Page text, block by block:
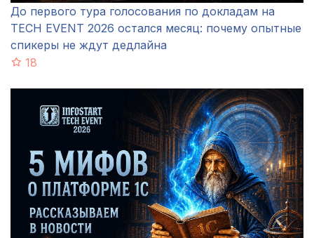
До первого тура голосования по докладам на
TECH EVENT 2026 остался месяц: почему опытные
спикеры не ждут дедлайна
18